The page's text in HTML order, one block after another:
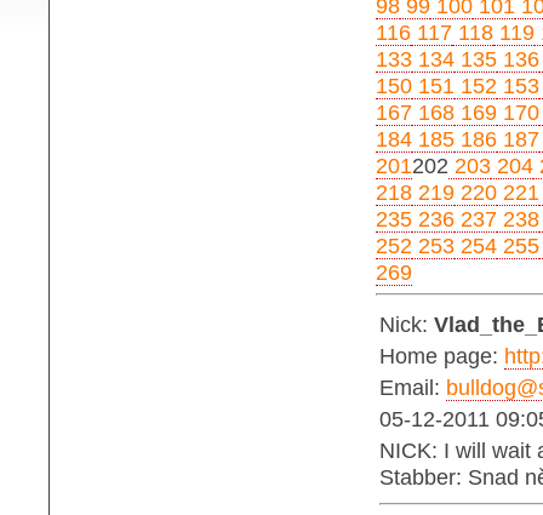
98 99 100 101
116 117 118 119
133 134 135 136
150 151 152 153
167 168 169 170
184 185 186 187
201202 203 204
218 219 220 221
235 236 237 238
252 253 254 255
269
Nick:
Home page:
Email:
05-12-2011
NICK: I will wait
Stabber: Snad